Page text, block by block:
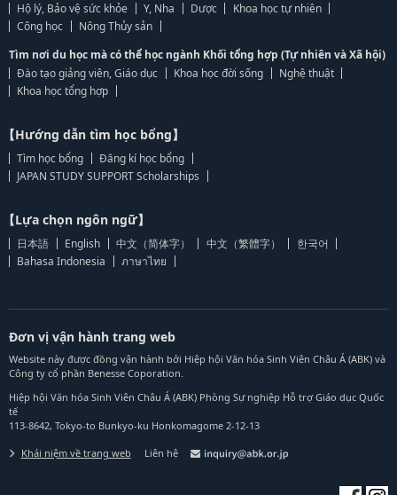
Hộ lý, Bảo vệ sức khỏe
Y, Nha Dược
Khoa học tự nhiên
Công học
Nông Thủy sản
Tìm nơi du học mà có thể học ngành Khối tổng hợp (Tự nhiên và Xã hội)
Đào tạo giảng viên, Giáo dục
Khoa học đời sống
Nghệ thuật
Khoa học tổng hợp
【Hướng dẫn tìm học bổng】
Tìm học bổng
Đăng kí học bổng
JAPAN STUDY SUPPORT Scholarships
【Lựa chọn ngôn ngữ】
日本語 English 中文（简体字） 中文（繁體字）
한국어
Bahasa Indonesia
ภาษาไทย
Đơn vị vận hành trang web
Website này được đồng vận hành bởi Hiệp hội Văn hóa Sinh Viên Châu Á (ABK) và
Công ty cổ phần Benesse Coporation.
Hiệp hội Văn hóa Sinh Viên Châu Á (ABK) Phòng Sự nghiệp Hỗ trợ Giáo dục Quốc
tế
113-8642, Tokyo-to Bunkyo-ku Honkomagome 2-12-13
Khái niệm về trang web Liên hệ